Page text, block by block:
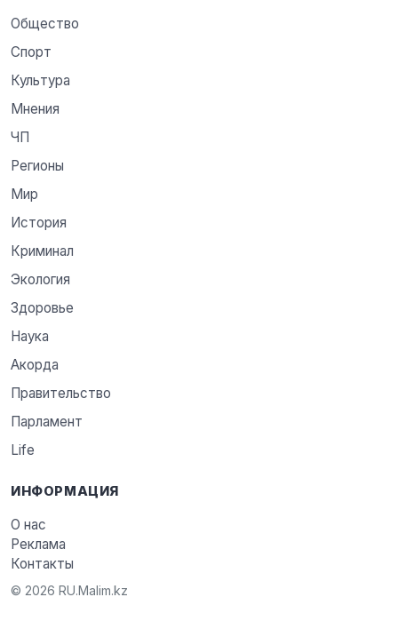
Общество
Спорт
Культура
Мнения
ЧП
Регионы
Мир
История
Криминал
Экология
Здоровье
Наука
Акорда
Правительство
Парламент
Life
ИНФОРМАЦИЯ
О нас
Реклама
Контакты
© 2026 RU.Malim.kz